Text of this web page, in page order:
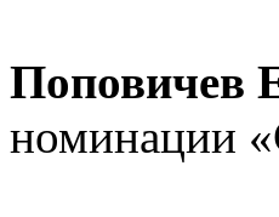
Поповичев
номинации